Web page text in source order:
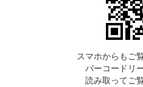
スマホからもご
バーコードリ
読み取ってご